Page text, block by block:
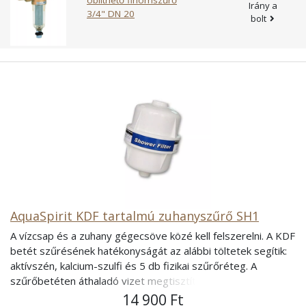
Vízszintes, szűrőcsésze lefelé nézÜzemi nyomás:
PN16Üzemi hőmérséklet: Maximum 40 °CTöltse le a termék
műszaki leírását!
3/4" DN 20
Irány a
bolt
AquaSpirit KDF tartalmú zuhanyszűrő SH1
A vízcsap és a zuhany gégecsöve közé kell felszerelni. A KDF
betét szűrésének hatékonyságát az alábbi töltetek segítik:
aktívszén, kalcium-szulfi és 5 db fizikai szűrőréteg. A
szűrőbetéten áthaladó vizet megtisztítja. A Klór és
származékai 90-95%-át eltávolítja. A víznyomást jelentős
14 900 Ft